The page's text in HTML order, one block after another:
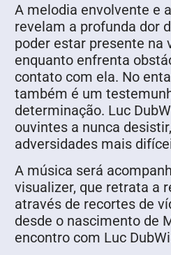
A melodia envolvente e
revelam a profunda dor
poder estar presente na
enquanto enfrenta
contato com ela. No
também é um
determinação. Luc
ouvintes a nunca
adversidades mais
A música será
visualizer, que retrata a
através de recortes de
desde o nascimento de
encontro com Luc